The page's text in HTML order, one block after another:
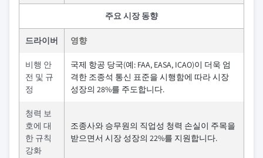
주요 시장 동향
드라이버 영향
비행 안
전 및 규
정
국제 항공 당국(예: FAA, EASA, ICAO)이 더욱 엄
격한 조종석 통신 표준을 시행함에 따라 시장
성장의 28%를 주도합니다.
청력 보
호에 대
한 규칙
강화
조종사와 승무원의 직업성 청력 손실이 주목을
받으면서 시장 성장의 22%를 지원합니다.